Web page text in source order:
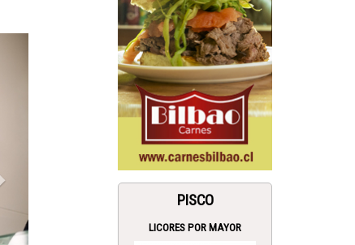
PISCO
LICORES POR MAYOR